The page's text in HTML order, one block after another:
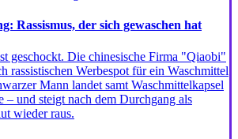
Rassismus, der sich gewaschen hat
geschockt. Die chinesische Firma "Qiaobi"
rassistischen Werbespot für ein Waschmittel
Mann landet samt Waschmittelkapsel
– und steigt nach dem Durchgang als
wieder raus.